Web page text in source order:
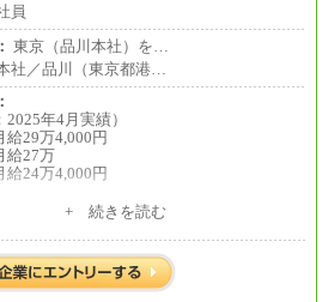
員
東京（品川本社）を…
社／品川（東京都港…
2025年4月実績）
給29万4,000円
給27万
給24万4,000円
円～350,000円
420万円～600万円
遇（基本給・賞与）は経験・スキルを考
+ 続きを読む